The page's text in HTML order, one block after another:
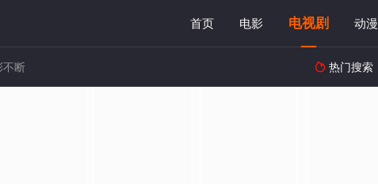
首页 电影 电视剧 动漫
 热门搜索